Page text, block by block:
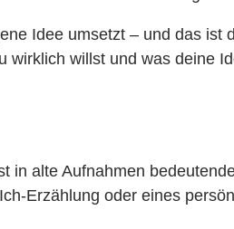
Idee umsetzt – und das ist
wirklich willst und was deine
in alte Aufnahmen
Erzählung oder eines